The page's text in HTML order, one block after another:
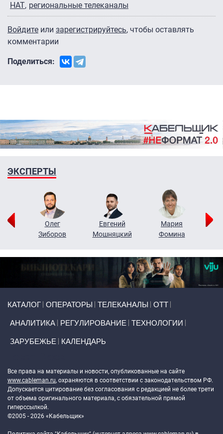
НАТ региональные телеканалы
Войдите или зарегистрируйтесь, чтобы оставлять
комментарии
Поделиться:
ЭКСПЕРТЫ
Олег
Зиборов
Евгений
Мошняцкий
Мария
Фомина
КАТАЛОГ ОПЕРАТОРЫ ТЕЛЕКАНАЛЫ ОТТ
АНАЛИТИКА РЕГУЛИРОВАНИЕ ТЕХНОЛОГИИ
ЗАРУБЕЖЬЕ КАЛЕНДАРЬ
Все права на материалы и новости, опубликованные на сайте
www.cableman.ru, охраняются в соответствии с законодательством РФ.
Допускается цитирование без согласования с редакцией не более трети
от объема оригинального материала, с обязательной прямой
гиперссылкой.
©2005 - 2026 «Кабельщик»